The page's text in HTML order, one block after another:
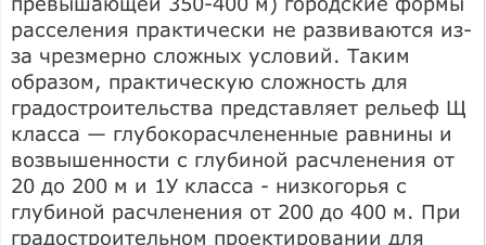
расселения практически не развиваются из-
за чрезмерно сложных условий. Таким
образом, практическую сложность для
градостроительства представляет рельеф Щ
класса — глубокорасчлененные равнины и
возвышенности с глубиной расчленения от
20 до 200 м и 1У класса - низкогорья с
глубиной расчленения от 200 до 400 м. При
градостроительном проектировании для